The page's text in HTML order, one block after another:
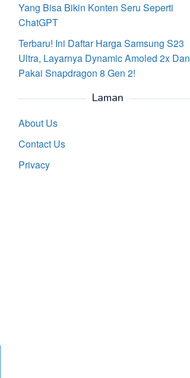
Yang Bisa Bikin Konten Seru Seperti
ChatGPT
Terbaru! Ini Daftar Harga Samsung S23
Ultra, Layarnya Dynamic Amoled 2x Dan
Pakai Snapdragon 8 Gen 2!
Laman
About Us
Contact Us
Privacy